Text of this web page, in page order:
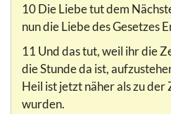
10 Die Liebe tut dem
nun die Liebe des Gesetzes
11 Und das tut, weil ihr die
die Stunde da ist,
Heil ist jetzt näher als zu
wurden.